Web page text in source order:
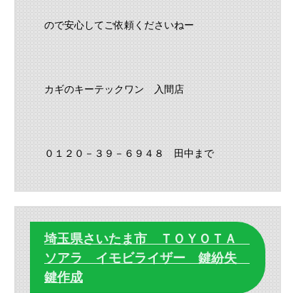
ので安心してご依頼くださいねー
カギのキーテックワン 入間店
０１２０－３９－６９４８ 田中まで
埼玉県さいたま市 ＴＯＹＯＴＡ
ソアラ イモビライザー 鍵紛失
鍵作成